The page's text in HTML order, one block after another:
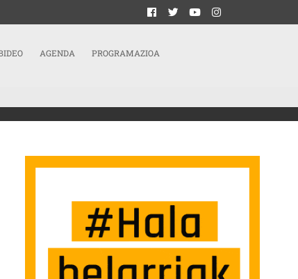
AGENDA PROGRAMAZIOA
PRIMER SALTO CON UN JAIALDI EN EL GAZTETXE